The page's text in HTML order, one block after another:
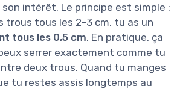
intérêt. Le principe est simple :
trous tous les 2-3 cm, tu as un
tous les 0,5 cm. En pratique, ça
serrer exactement comme tu
deux trous. Quand tu manges
tu restes assis longtemps au